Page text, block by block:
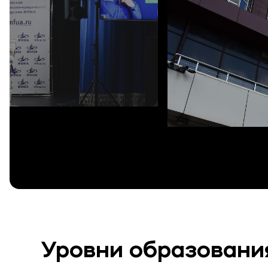
Уровни